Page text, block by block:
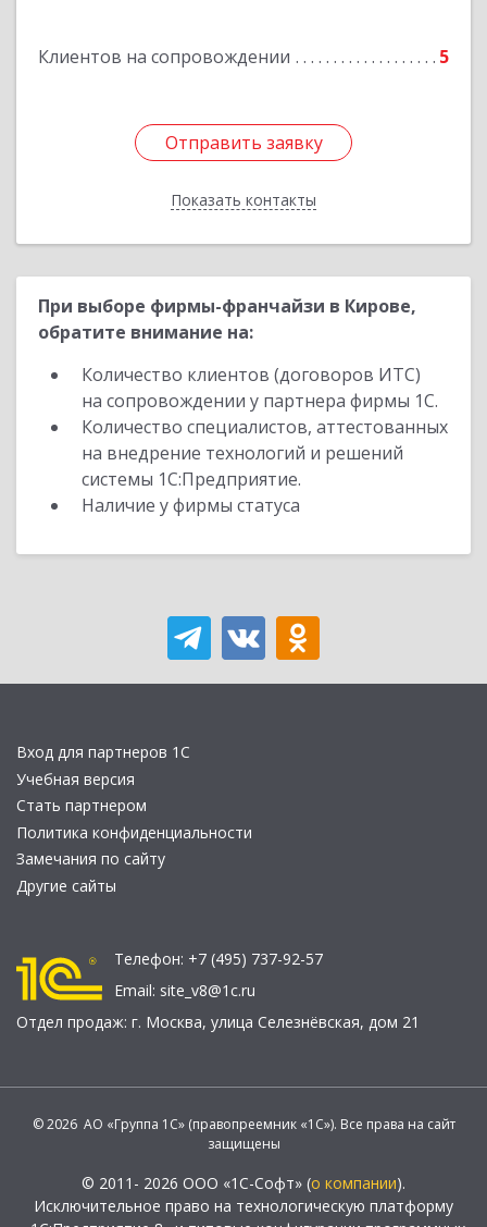
Клиентов на сопровождении 5
Отправить заявку
Показать контакты
Отправить заявку
Назад
При выборе фирмы-франчайзи в Кирове,
обратите внимание на:
Количество клиентов (договоров ИТС)
на сопровождении у партнера фирмы 1С.
Количество специалистов, аттестованных
на внедрение технологий и решений
системы 1С:Предприятие.
Наличие у фирмы статуса
Вход для партнеров 1С
Учебная версия
Стать партнером
Политика конфиденциальности
Замечания по сайту
Другие сайты
Телефон: +7 (495) 737-92-57
Email: site_v8@1c.ru
Отдел продаж: г. Москва, улица Селезнёвская, дом 21
© 2026 АО «Группа 1С» (правопреемник «1С»). Все права на сайт
защищены
© 2011- 2026 ООО «1С-Софт» (о компании).
Исключительное право на технологическую платформу